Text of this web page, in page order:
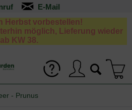
Herbst vorbestellen!
möglich, Lieferung wieder
ab KW 38.
- Prunus